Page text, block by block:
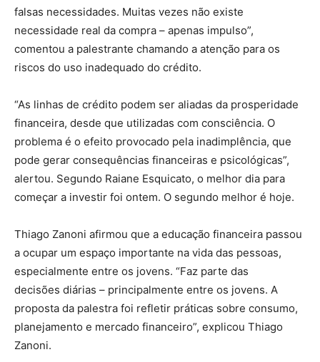
falsas necessidades. Muitas vezes não existe
necessidade real da compra – apenas impulso”,
comentou a palestrante chamando a atenção para os
riscos do uso inadequado do crédito.
“As linhas de crédito podem ser aliadas da prosperidade
financeira, desde que utilizadas com consciência. O
problema é o efeito provocado pela inadimplência, que
pode gerar consequências financeiras e psicológicas”,
alertou. Segundo Raiane Esquicato, o melhor dia para
começar a investir foi ontem. O segundo melhor é hoje.
Thiago Zanoni afirmou que a educação financeira passou
a ocupar um espaço importante na vida das pessoas,
especialmente entre os jovens. “Faz parte das
decisões diárias – principalmente entre os jovens. A
proposta da palestra foi refletir práticas sobre consumo,
planejamento e mercado financeiro”, explicou Thiago
Zanoni.